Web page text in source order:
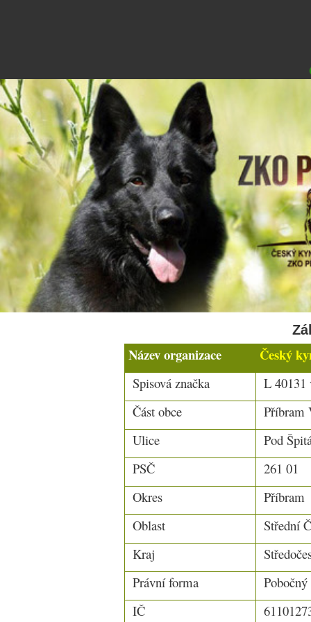
Název organizace Český
Spisová značka
L 40131
Část obce
Příbram
Ulice
Pod
PSČ
261 01
Okres
Příbram
Oblast
Střední
Kraj
Právní forma
IČ